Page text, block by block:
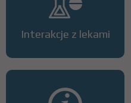
Interakcje z lekami